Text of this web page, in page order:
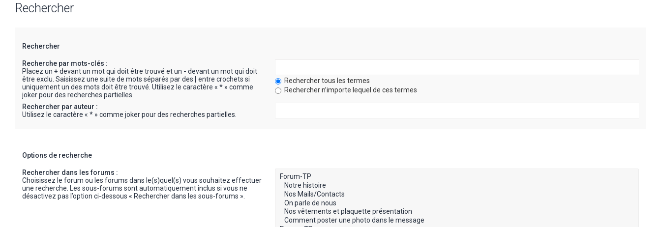
Rechercher
Rechercher
Recherche par mots-clés :
Placez un + devant un mot qui doit être trouvé et un - devant un mot qui doit
être exclu. Saisissez une suite de mots séparés par des
entre crochets si
uniquement un des mots doit être trouvé. Utilisez le caractère « * » comme
joker pour des recherches partielles.
Rechercher tous les termes
Rechercher n’importe lequel de ces termes
Rechercher par auteur :
Utilisez le caractère « * » comme joker pour des recherches partielles.
Options de recherche
Rechercher dans les forums :
Choisissez le forum ou les forums dans le(s)quel(s) vous souhaitez effectuer
une recherche. Les sous-forums sont automatiquement inclus si vous ne
désactivez pas l’option ci-dessous « Rechercher dans les sous-forums ».